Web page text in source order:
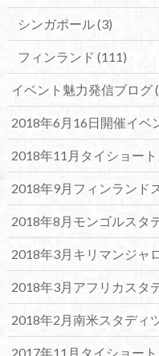
シンガポール(3)
フィンランド (111)
イベント魅力発信ブログ
2018年6月16日開催イベ
2018年11月タイショー
2018年9月フィンランド
2018年8月モンゴルスタ
2018年3月キリマンジャ
2018年3月アフリカスタ
2018年2月南米スタディ
2017年11月タイショー